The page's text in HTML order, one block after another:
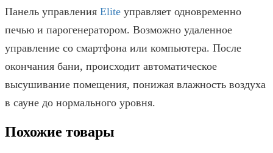
Панель управления Elite управляет одновременно
печью и парогенератором. Возможно удаленное
управление со смартфона или компьютера. После
окончания бани, происходит автоматическое
высушивание помещения, понижая влажность воздуха
в сауне до нормального уровня.
Похожие товары